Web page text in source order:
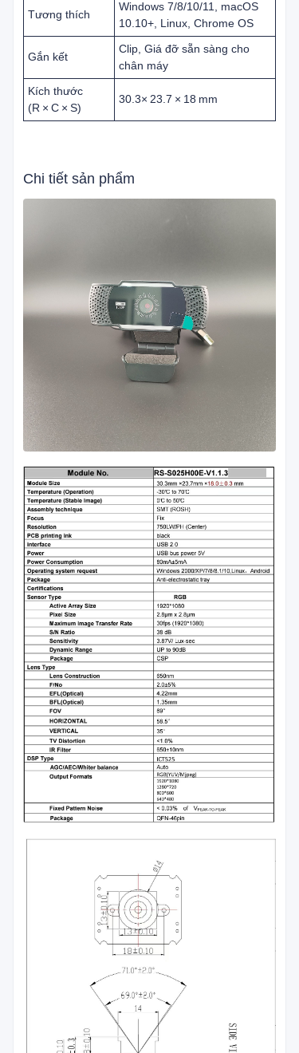
Tương thích
Windows 7/8/10/11, macOS
10.10+, Linux, Chrome OS
Gắn kết
Clip, Giá đỡ sẵn sàng cho
chân máy
Kích thước
(R × C × S)
30.3× 23.7 × 18 mm
Chi tiết sản phẩm